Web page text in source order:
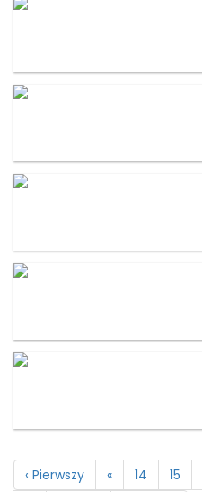
‹ Pierwszy « 14 15